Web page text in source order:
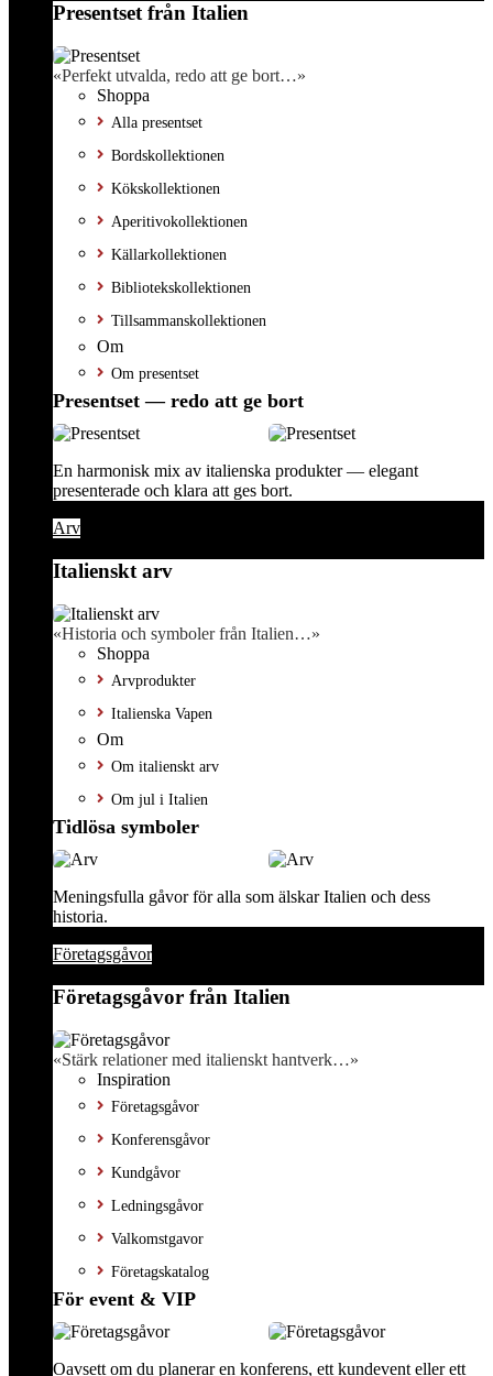
Presentset från Italien
«Perfekt utvalda, redo att ge bort…»
Shoppa
Alla presentset
Bordskollektionen
Kökskollektionen
Aperitivokollektionen
Källarkollektionen
Bibliotekskollektionen
Tillsammanskollektionen
Om
Om presentset
Presentset — redo att ge bort
En harmonisk mix av italienska produkter — elegant
presenterade och klara att ges bort.
Arv
Italienskt arv
«Historia och symboler från Italien…»
Shoppa
Arvprodukter
Italienska Vapen
Om
Om italienskt arv
Om jul i Italien
Tidlösa symboler
Meningsfulla gåvor för alla som älskar Italien och dess
historia.
Företagsgåvor
Företagsgåvor från Italien
«Stärk relationer med italienskt hantverk…»
Inspiration
Företagsgåvor
Konferensgåvor
Kundgåvor
Ledningsgåvor
Valkomstgavor
Företagskatalog
För event & VIP
Oavsett om du planerar en konferens, ett kundevent eller ett